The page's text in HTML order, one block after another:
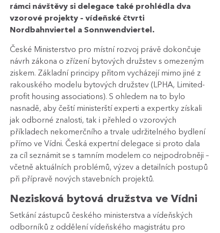
rámci návštěvy si delegace také prohlédla dva
vzorové projekty – vídeňské čtvrti
Nordbahnviertel a Sonnwendviertel.
České Ministerstvo pro místní rozvoj právě dokončuje
návrh zákona o zřízení bytových družstev s omezeným
ziskem. Základní principy přitom vycházejí mimo jiné z
rakouského modelu bytových družstev (LPHA, Limited-
profit housing associations). S ohledem na to bylo
nasnadě, aby čeští ministerští experti a expertky získali
jak odborné znalosti, tak i přehled o vzorových
příkladech nekomerčního a trvale udržitelného bydlení
přímo ve Vídni. Česká expertní delegace si proto dala
za cíl seznámit se s tamním modelem co nejpodrobněji –
včetně aktuálních problémů, výzev a detailních postupů
při přípravě nových stavebních projektů.
Nezisková bytová družstva ve Vídni
Setkání zástupců českého ministerstva a vídeňských
odborníků z oddělení vídeňského magistrátu pro